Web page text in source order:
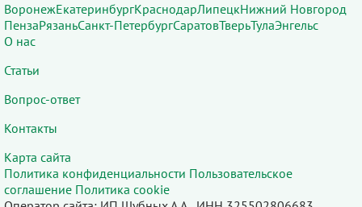
ВоронежЕкатеринбургКраснодарЛипецкНижний Новгород
ПензаРязаньСанкт-ПетербургСаратовТверьТулаЭнгельс
О нас
Статьи
Вопрос-ответ
Контакты
Карта сайта
Политика конфиденциальности Пользовательское
соглашение Политика cookie